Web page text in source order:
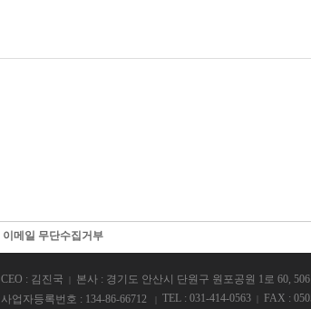
이메일 무단수집거부
CEO : 김진국 본사 : 경기도 안산시 단원구 원포공원 1로 60,
사업자등록번호 : 134-86-66712
TEL : 031-414-0563 FAX :